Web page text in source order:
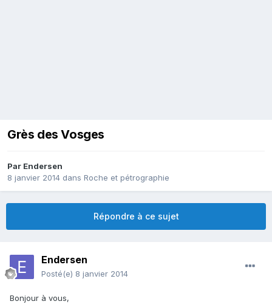
Grès des Vosges
Par Endersen
8 janvier 2014 dans Roche et pétrographie
Répondre à ce sujet
Endersen
Posté(e) 8 janvier 2014
Bonjour à vous,